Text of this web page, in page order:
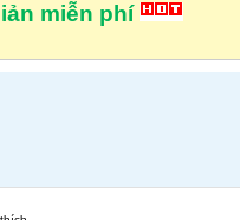
miễn phí